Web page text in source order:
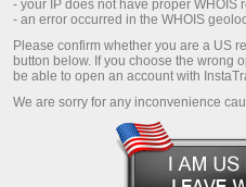
Fresh analysis
Top analysis articles
- your IP does not have proper WHOIS
- an error occurred in the WHOIS
Please confirm whether you are a US
button below. If you choose the wrong
be able to open an account with
We are sorry for any inconvenience